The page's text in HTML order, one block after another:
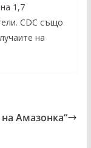
1,7
CDC също
на
Амазонка“